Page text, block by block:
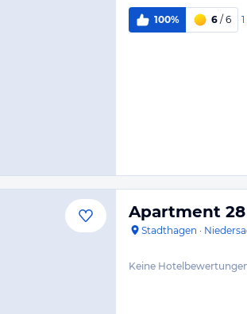
100% 6 / 6 1
Apartment 28
Stadthagen ·
Keine